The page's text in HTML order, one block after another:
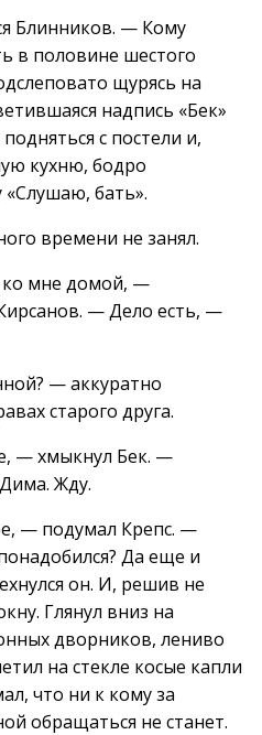
Блинников. — Кому
в половине шестого
щурясь на
надпись «Бек»
с постели и,
кухню, бодро
«Слушаю, бать».
времени не занял.
ко мне домой, —
— Дело есть, —
— аккуратно
старого друга.
— хмыкнул Бек. —
Жду.
— подумал Крепс. —
Да еще и
он. И, решив не
Глянул вниз на
дворников, лениво
на стекле косые капли
что ни к кому за
обращаться не станет.